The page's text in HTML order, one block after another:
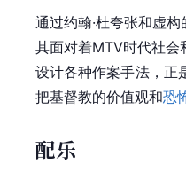
通过约翰·杜夸张和虚
其面对着MTV时代社会
设计各种作案手法，正
把基督教的价值观和恐
配乐